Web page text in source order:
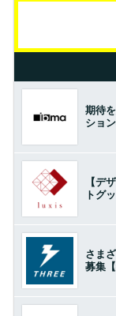
期待
ショ
【デ
トグ
さま
募集